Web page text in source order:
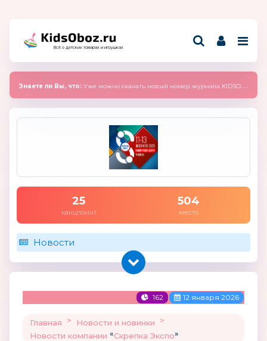
Всё о детских товарах и игрушках
Знаете ли Вы, что: Уже можно скачать новый номер журнала KIDSOBOZ 2025 (сентябрь)
25
канцпоинт
504
место
Новости
162 12 января 2026
Главная > Новости и новинки
>
Новости компании «Скрепка Экспо»